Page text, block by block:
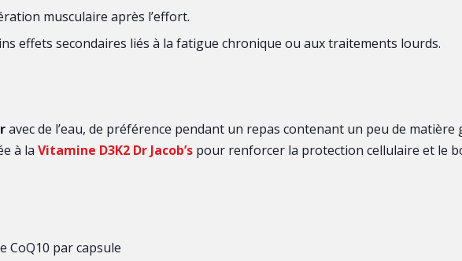
musculaire après l’effort.
effets secondaires liés à la fatigue chronique ou aux traitements lourds.
avec de l’eau, de préférence pendant un repas contenant un peu de
à la Vitamine D3K2 Dr Jacob’s pour renforcer la protection cellulaire et le
CoQ10 par capsule